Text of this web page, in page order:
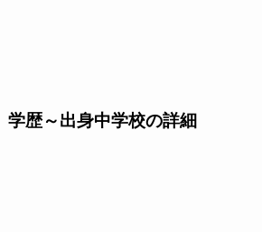
学歴～出身中学校の詳細